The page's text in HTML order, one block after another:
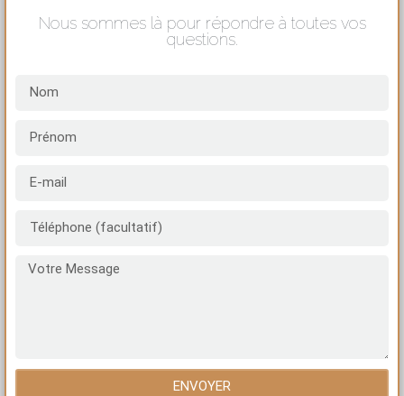
Nous sommes là pour répondre à toutes vos
questions.
ENVOYER